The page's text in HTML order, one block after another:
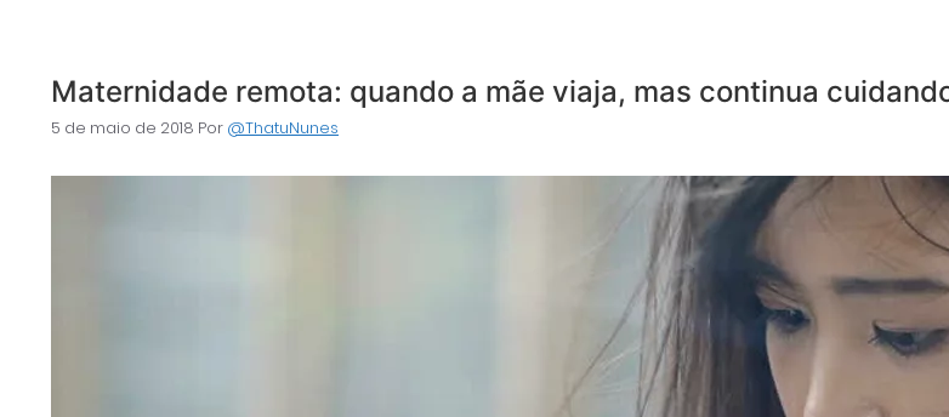
Maternidade remota: quando a mãe viaja, mas continua
5 de maio de 2018 Por @ThatuNunes